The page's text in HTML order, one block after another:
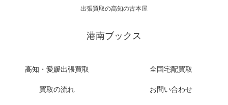
出張買取の高知の古本屋
港南ブックス
高知・愛媛出張買取 全国宅配買取
買取の流れ お問い合わせ